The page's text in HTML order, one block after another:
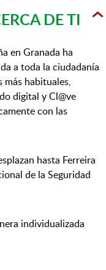
DE TI
en Granada ha
a toda la ciudadanía
más habituales,
digital y Cl@ve
con las
hasta Ferreira
de la Seguridad
individualizada